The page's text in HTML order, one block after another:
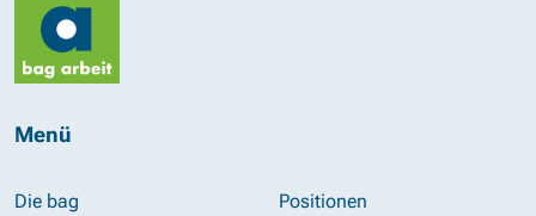
Menü
Die bag
Positionen